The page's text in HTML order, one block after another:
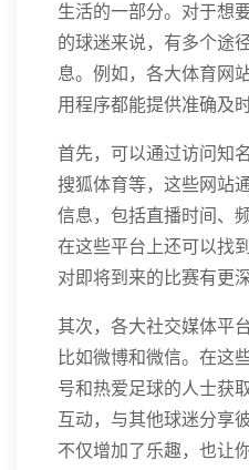
生活的一部分。对于想
的球迷来说，有多个途
息。例如，各大体育网
用程序都能提供准确及
首先，可以通过访问知
搜狐体育等，这些网站
信息，包括直播时间、
在这些平台上还可以找
对即将到来的比赛有更
其次，各大社交媒体平
比如微博和微信。在这
号和热爱足球的人士获
互动，与其他球迷分享
不仅增加了乐趣，也让